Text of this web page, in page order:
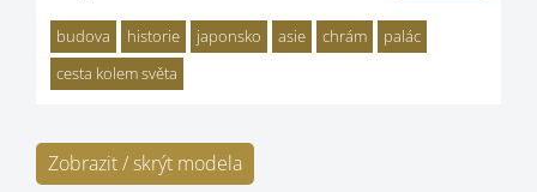
budova historie japonsko asie chrám
palác
cesta kolem světa
Zobrazit / skrýt modela